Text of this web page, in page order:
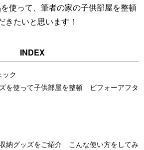
を使って、筆者の家の子供部屋を整頓
きたいと思います！
ク
を使って子供部屋を整頓 ビフォーアフタ
納グッズをご紹介 こんな使い方をしてみ